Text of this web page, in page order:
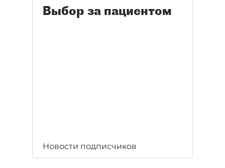
Выбор за пациентом
Новости подписчиков